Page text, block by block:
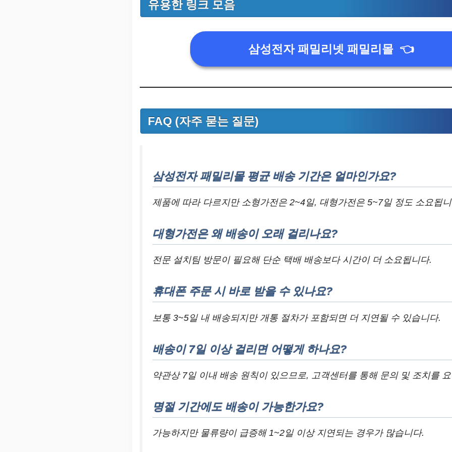
유용한 링크 모음
삼성전자 패밀리넷 패밀리몰 👈
FAQ (자주 묻는 질문)
삼성전자 패밀리몰 평균 배송 기간은 얼마인가요?
제품에 따라 다르지만 소형가전은 2~4일, 대형가전은 5~7일 정도 소요됩
대형가전은 왜 배송이 오래 걸리나요?
전문 설치팀 방문이 필요해 단순 택배 배송보다 시간이 더 소요됩니다.
휴대폰 주문 시 바로 받을 수 있나요?
보통 3~5일 내 배송되지만 개통 절차가 포함되면 더 지연될 수 있습니다.
배송이 7일 이상 걸리면 어떻게 하나요?
약관상 7일 이내 배송 원칙이 있으므로, 고객센터를 통해 문의 및 조치를
명절 기간에도 배송이 가능한가요?
가능하지만 물류량이 급증해 1~2일 이상 지연되는 경우가 많습니다.